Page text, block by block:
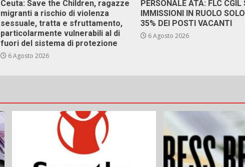
Ceuta: Save the Children, ragazze
migranti a rischio di violenza
sessuale, tratta e sfruttamento,
particolarmente vulnerabili al di
fuori del sistema di protezione
6 Agosto 2026
PERSONALE ATA: FLC CGIL
IMMISSIONI IN RUOLO
35% DEI POSTI VACANTI
6 Agosto 2026